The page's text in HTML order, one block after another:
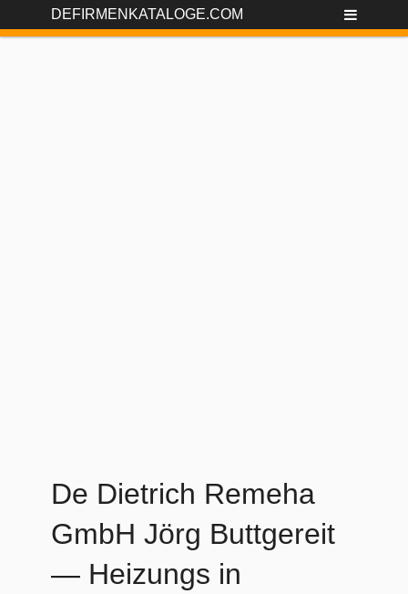
DEFIRMENKATALOGE.COM
De Dietrich Remeha
GmbH Jörg Buttgereit
— Heizungs in